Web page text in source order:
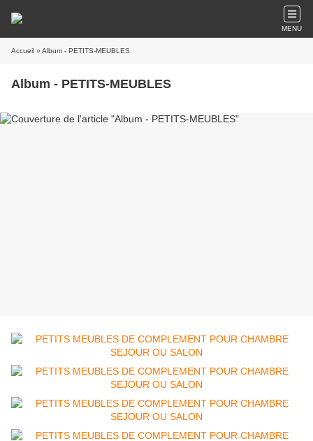
MENU
Accueil » Album - PETITS-MEUBLES
Album - PETITS-MEUBLES